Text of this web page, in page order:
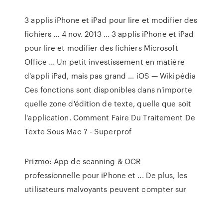
3 applis iPhone et iPad pour lire et modifier des
fichiers ... 4 nov. 2013 ... 3 applis iPhone et iPad
pour lire et modifier des fichiers Microsoft
Office ... Un petit investissement en matière
d'appli iPad, mais pas grand ... iOS — Wikipédia
Ces fonctions sont disponibles dans n'importe
quelle zone d'édition de texte, quelle que soit
l'application. Comment Faire Du Traitement De
Texte Sous Mac ? - Superprof
Prizmo: App de scanning & OCR
professionnelle pour iPhone et ... De plus, les
utilisateurs malvoyants peuvent compter sur